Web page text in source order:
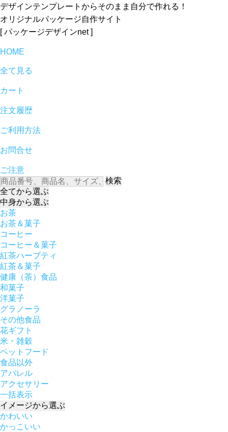
デザインテンプレートからそのまま自分で作れる！
オリジナルパッケージ自作サイト
[ パッケージデザインnet ]
HOME
全て見る
カート
注文履歴
ご利用方法
お問合せ
ご注意
検索
全てから選ぶ
中身から選ぶ
お茶
お茶＆菓子
コーヒー
コーヒー＆菓子
紅茶ハーブティ
紅茶＆菓子
健康（茶）食品
和菓子
洋菓子
グラノーラ
その他食品
花ギフト
米・雑穀
ペットフード
食品以外
アパレル
アクセサリー
一括表示
イメージから選ぶ
かわいい
かっこいい